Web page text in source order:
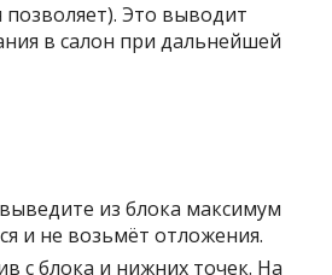
Это выводит
в салон при дальнейшей
из блока максимум
и не возьмёт отложения.
с блока и нижних точек. На